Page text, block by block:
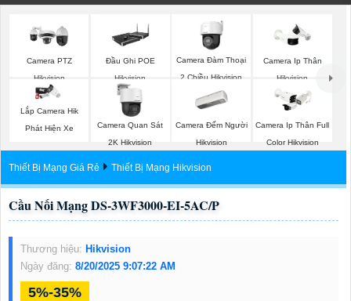
Camera PTZ
Hikvision
Đầu Ghi POE
Hikvision
Camera Đàm Thoại
2 Chiều Hikvision
Camera Ip Thân
Hikvision
Lắp Camera Hik
Phát Hiện Xe
Camera Quan Sát
2K Hikvision
Camera Đếm Người
Hikvision
Camera Ip Thân Full
Color Hikvision
Thiết Bị Mạng Giá Rẻ Thiết Bị Mạng Hikvision
Cầu Nối Mạng DS-3WF3000-EI-5AC/P
Thương hiệu: Hikvision
Ngày đăng: 8/20/2025 9:07:22 AM
5%-35%